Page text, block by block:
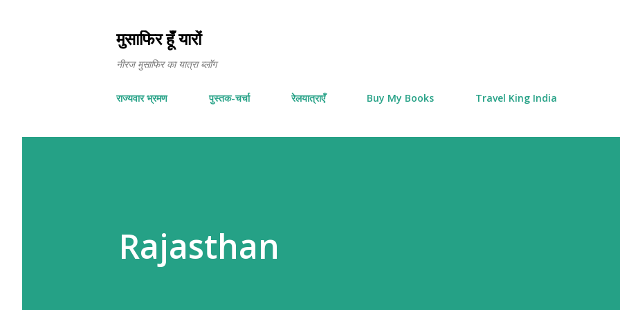
मुसाफिर हूँ यारों
नीरज मुसाफिर का यात्रा ब्लॉग
राज्यवार भ्रमण पुस्तक-चर्चा रेलयात्राएँ Buy My Books Travel King India
Rajasthan